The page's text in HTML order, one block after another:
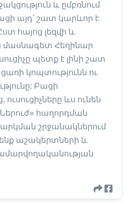
և ըմբռնում
այդ՝ շատ կարևոր է
հայոց լեզվի և
մասնագետ Հեղինար
պետք է լինի շատ
կոպտությունն ու
Բացի
ևս ունեն
հաղորդման
շրջանակներում
աշակերտների և